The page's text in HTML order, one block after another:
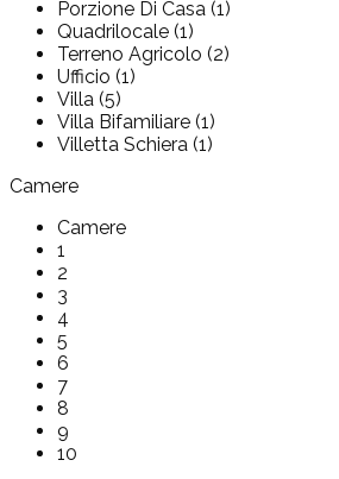
Porzione Di Casa (1)
Quadrilocale (1)
Terreno Agricolo (2)
Ufficio (1)
Villa (5)
Villa Bifamiliare (1)
Villetta Schiera (1)
Camere
Camere
1
2
3
4
5
6
7
8
9
10